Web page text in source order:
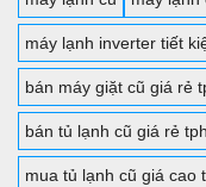
máy lạnh inverter tiết
bán máy giặt cũ giá rẻ
bán tủ lạnh cũ giá rẻ
mua tủ lạnh cũ giá cao